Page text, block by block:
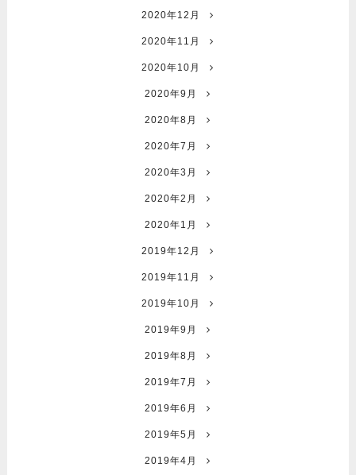
2020年12月
2020年11月
2020年10月
2020年9月
2020年8月
2020年7月
2020年3月
2020年2月
2020年1月
2019年12月
2019年11月
2019年10月
2019年9月
2019年8月
2019年7月
2019年6月
2019年5月
2019年4月